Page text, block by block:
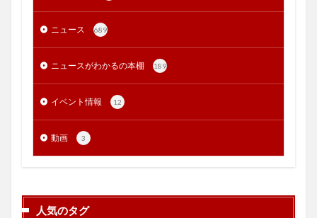
ニュース 689
ニュースがわかるの本棚 189
イベント情報 12
動画 3
人気のタグ